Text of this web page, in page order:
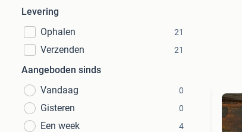
Levering
Ophalen
21
Verzenden 21
Aangeboden sinds
Vandaag
0
Gisteren 0
Een week 4